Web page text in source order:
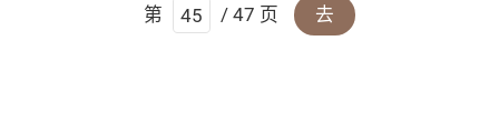
第 / 47 页 去